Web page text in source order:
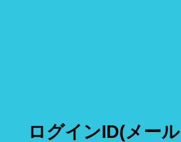
ログインID(メー